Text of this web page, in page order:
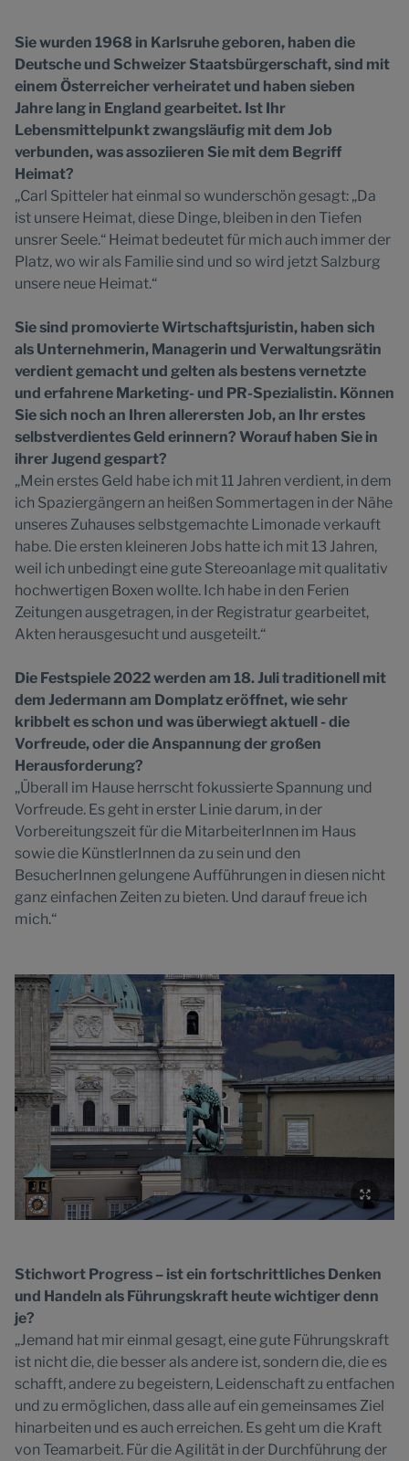
Sie wurden 1968 in Karlsruhe geboren, haben die
Deutsche und Schweizer Staatsbürgerschaft, sind mit
einem Österreicher verheiratet und haben sieben
Jahre lang in England gearbeitet. Ist Ihr
Lebensmittelpunkt zwangsläufig mit dem Job
verbunden, was assoziieren Sie mit dem Begriff
Heimat?
„Carl Spitteler hat einmal so wunderschön gesagt: „Da
ist unsere Heimat, diese Dinge, bleiben in den Tiefen
unsrer Seele.“ Heimat bedeutet für mich auch immer der
Platz, wo wir als Familie sind und so wird jetzt Salzburg
unsere neue Heimat.“
Sie sind promovierte Wirtschaftsjuristin, haben sich
als Unternehmerin, Managerin und Verwaltungsrätin
verdient gemacht und gelten als bestens vernetzte
und erfahrene Marketing- und PR-Spezialistin. Können
Sie sich noch an Ihren allerersten Job, an Ihr erstes
selbstverdientes Geld erinnern? Worauf haben Sie in
ihrer Jugend gespart?
„Mein erstes Geld habe ich mit 11 Jahren verdient, in dem
ich Spaziergängern an heißen Sommertagen in der Nähe
unseres Zuhauses selbstgemachte Limonade verkauft
habe. Die ersten kleineren Jobs hatte ich mit 13 Jahren,
weil ich unbedingt eine gute Stereoanlage mit qualitativ
hochwertigen Boxen wollte. Ich habe in den Ferien
Zeitungen ausgetragen, in der Registratur gearbeitet,
Akten herausgesucht und ausgeteilt.“
Die Festspiele 2022 werden am 18. Juli traditionell mit
dem Jedermann am Domplatz eröffnet, wie sehr
kribbelt es schon und was überwiegt aktuell - die
Vorfreude, oder die Anspannung der großen
Herausforderung?
„Überall im Hause herrscht fokussierte Spannung und
Vorfreude. Es geht in erster Linie darum, in der
Vorbereitungszeit für die MitarbeiterInnen im Haus
sowie die KünstlerInnen da zu sein und den
BesucherInnen gelungene Aufführungen in diesen nicht
ganz einfachen Zeiten zu bieten. Und darauf freue ich
mich.“
Stichwort Progress – ist ein fortschrittliches Denken
und Handeln als Führungskraft heute wichtiger denn
je?
„Jemand hat mir einmal gesagt, eine gute Führungskraft
ist nicht die, die besser als andere ist, sondern die, die es
schafft, andere zu begeistern, Leidenschaft zu entfachen
und zu ermöglichen, dass alle auf ein gemeinsames Ziel
hinarbeiten und es auch erreichen. Es geht um die Kraft
von Teamarbeit. Für die Agilität in der Durchführung der